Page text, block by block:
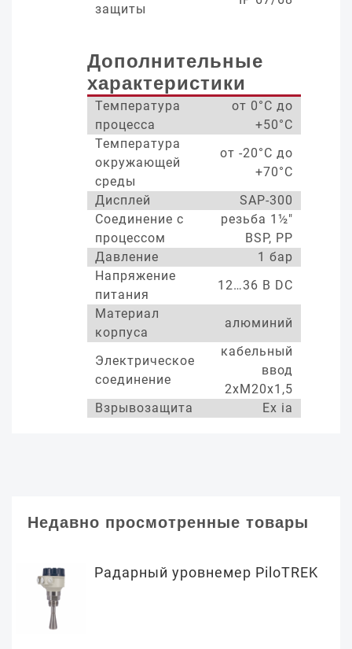
защиты
Дополнительные
характеристики
Температура
процесса
от 0°С до
+50°С
Температура
окружающей
среды
от -20°С до
+70°С
Дисплей
SAP-300
Соединение с
процессом
резьба 1½"
BSP, PP
Давление
1 бар
Напряжение
питания
12…36 В DC
Материал
корпуса
алюминий
Электрическое
соединение
кабельный
ввод
2хМ20х1,5
Взрывозащита
Ex ia
Недавно просмотренные товары
Радарный уровнемер PiloTREK